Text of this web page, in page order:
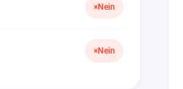
×Nein
×Nein